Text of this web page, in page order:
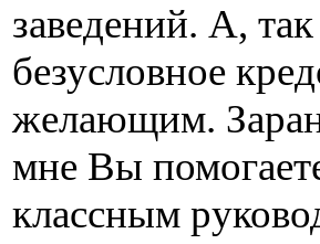
заведений. А,
безусловное
желающим.
мне Вы
классным